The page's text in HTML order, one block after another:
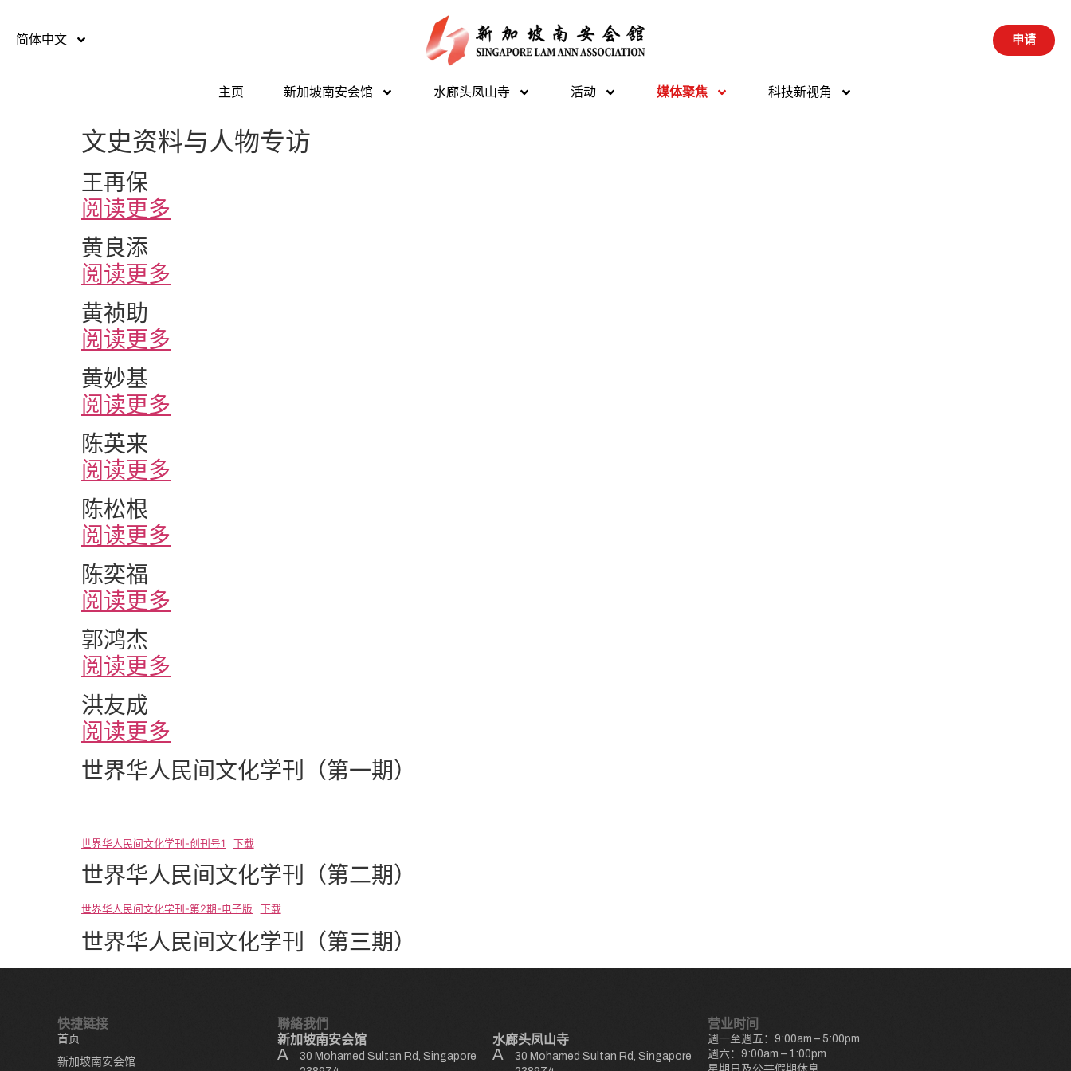
简体中文 申请
主页 新加坡南安会馆 水廊头凤山寺 活动 媒体聚焦 科技新视角
文史资料与人物专访
王再保
阅读更多
黄良添
阅读更多
黄祯助
阅读更多
黄妙基
阅读更多
陈英来
阅读更多
陈松根
阅读更多
陈奕福
阅读更多
郭鸿杰
阅读更多
洪友成
阅读更多
世界华人民间文化学刊（第一期）
世界华人民间文化学刊-创刊号1 下载
世界华人民间文化学刊（第二期）
世界华人民间文化学刊-第2期-电子版 下载
世界华人民间文化学刊（第三期）
快捷链接
首页
新加坡南安会馆
聯絡我們
新加坡南安会馆
30 Mohamed Sultan Rd, Singapore
水廊头凤山寺
30 Mohamed Sultan Rd, Singapore
营业时间
週一至週五：9:00am – 5:00pm
週六：9:00am – 1:00pm